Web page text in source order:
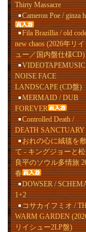
Thirty Massacre
Cameron Poe / ginza
Fila Brazillia / old
new chaos (2026年リ
ュー／国内盤仕様CD)
NOISE FACE
LANDSCAPE (CD盤)
MERMAID / DUB
FOREVER
Controlled Death /
DEATH SANCTUARY
おれの心に絨毯を
て - キングジョーと
良平のソウル多情旅
春
DOWSER /
1+2
コサカイフミオ /
WARM GARDEN
リイシュー2LP盤)